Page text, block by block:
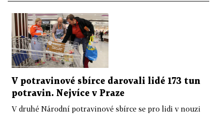
V potravinové sbírce darovali lidé 173 tun
potravin. Nejvíce v Praze
V druhé Národní potravinové sbírce se pro lidi v nouzi